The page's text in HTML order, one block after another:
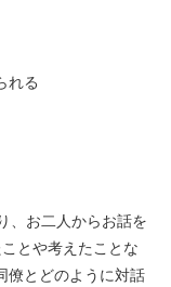
れる
、お二人からお話を
とや考えたことな
僚とどのように対話